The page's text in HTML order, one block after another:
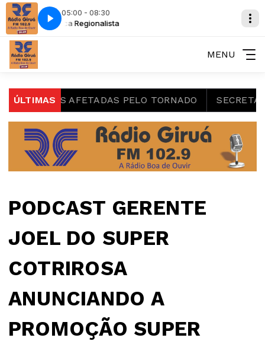
05:00 - 08:30
Música Regionalista
MENU
ÚLTIMASAFETADAS PELO TORNADO SECRETÁRIA
PODCAST GERENTE
JOEL DO SUPER
COTRIROSA
ANUNCIANDO A
PROMOÇÃO SUPER